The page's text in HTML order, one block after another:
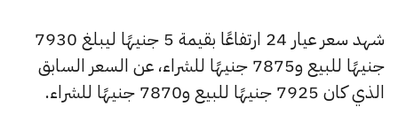
شهد سعر عيار 24 ارتفاعًا بقيمة 5 جنيهًا ليبلغ 7930
جنيهًا للبيع و7875 جنيهًا للشراء، عن السعر السابق
الذي كان 7925 جنيهًا للبيع و7870 جنيهًا للشراء.